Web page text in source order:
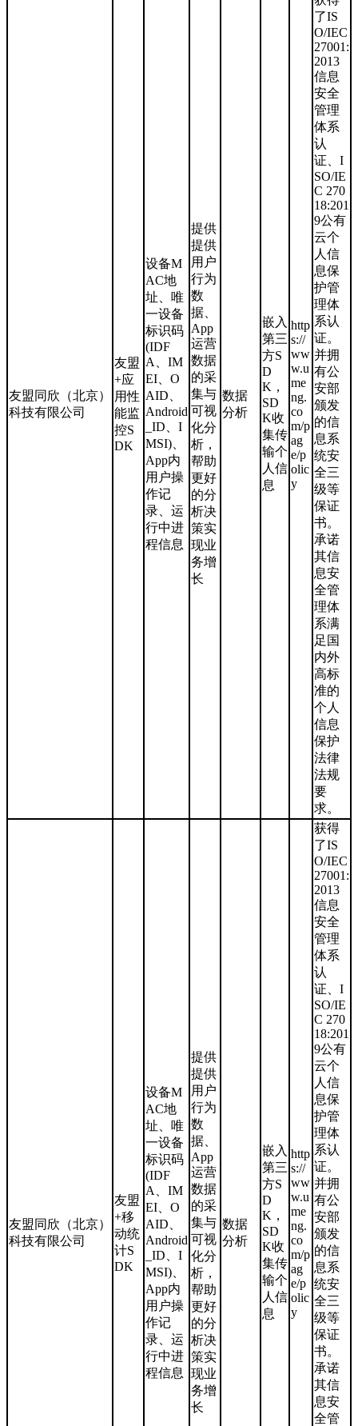
友盟同欣（北京）
科技有限公司
友盟
+应
用性
能监
控S
DK
设备M
AC地
址、唯
一设备
标识码
(IDF
A、IM
EI、O
AID、
Android
_ID、I
MSI)、
App内
用户操
作记
录、运
行中进
程信息
提供
提供
用户
行为
数
据、
App
运营
数据
的采
集与
可视
化分
析，
帮助
更好
的分
析决
策实
现业
务增
长
数据
分析
嵌入
第三
方S
D
K，
SD
K收
集传
输个
人信
息
http
s://
ww
w.u
me
ng.
co
m/p
ag
e/p
olic
y
了IS
O/IEC
27001:
2013
信息
安全
管理
体系
认
证、I
SO/IE
C 270
18:201
9公有
云个
人信
息保
护管
理体
系认
证。
并拥
有公
安部
颁发
的信
息系
统安
全三
级等
保证
书。
承诺
其信
息安
全管
理体
系满
足国
内外
高标
准的
个人
信息
保护
法律
法规
要
求。
友盟同欣（北京）
科技有限公司
友盟
+移
动统
计S
DK
设备M
AC地
址、唯
一设备
标识码
(IDF
A、IM
EI、O
AID、
Android
_ID、I
MSI)、
App内
用户操
作记
录、运
行中进
程信息
提供
提供
用户
行为
数
据、
App
运营
数据
的采
集与
可视
化分
析，
帮助
更好
的分
析决
策实
现业
务增
长
数据
分析
嵌入
第三
方S
D
K，
SD
K收
集传
输个
人信
息
http
s://
ww
w.u
me
ng.
co
m/p
ag
e/p
olic
y
获得
了IS
O/IEC
27001:
2013
信息
安全
管理
体系
认
证、I
SO/IE
C 270
18:201
9公有
云个
人信
息保
护管
理体
系认
证。
并拥
有公
安部
颁发
的信
息系
统安
全三
级等
保证
书。
承诺
其信
息安
全管